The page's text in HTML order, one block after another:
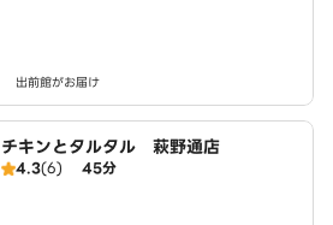
出前館がお届け
チキンとタルタル 萩野通店
4.3(6) 45分